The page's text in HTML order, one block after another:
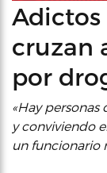
Adictos
cruzan
por
«Hay personas
y conviviendo
un funcionario